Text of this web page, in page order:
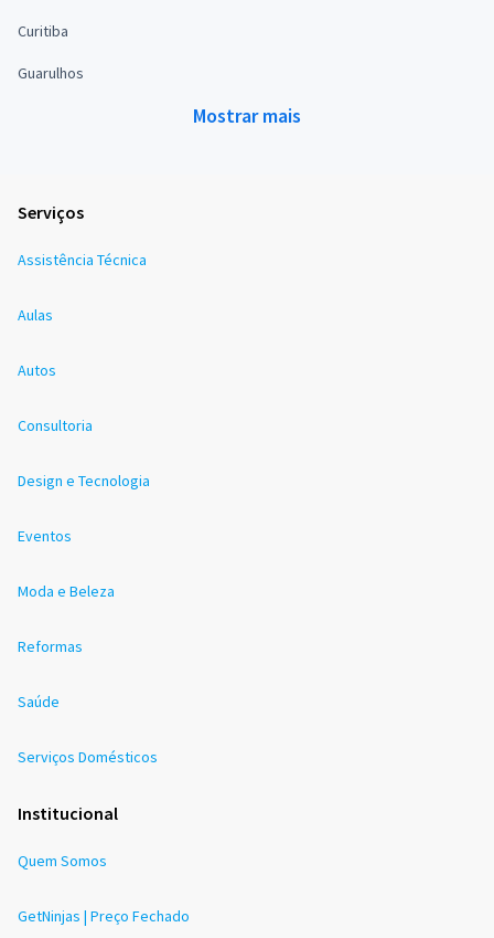
Curitiba
Guarulhos
Mostrar mais
Serviços
Assistência Técnica
Aulas
Autos
Consultoria
Design e Tecnologia
Eventos
Moda e Beleza
Reformas
Saúde
Serviços Domésticos
Institucional
Quem Somos
GetNinjas | Preço Fechado